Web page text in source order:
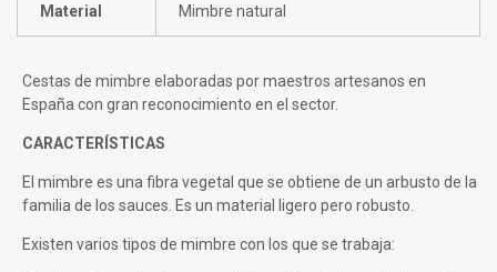
Material Mimbre natural
Cestas de mimbre elaboradas por maestros artesanos en
España con gran reconocimiento en el sector.
CARACTERÍSTICAS
El mimbre es una fibra vegetal que se obtiene de un arbusto de la
familia de los sauces. Es un material ligero pero robusto.
Existen varios tipos de mimbre con los que se trabaja: